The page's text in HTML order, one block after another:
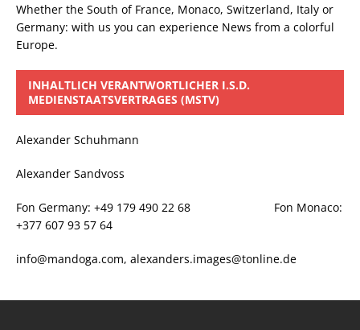
Whether the South of France, Monaco, Switzerland, Italy or
Germany: with us you can experience News from a colorful
Europe.
INHALTLICH VERANTWORTLICHER I.S.D.
MEDIENSTAATSVERTRAGES (MSTV)
Alexander Schuhmann
Alexander Sandvoss
Fon Germany: +49 179 490 22 68 Fon Monaco:
+377 607 93 57 64
info@mandoga.com, alexanders.images@tonline.de